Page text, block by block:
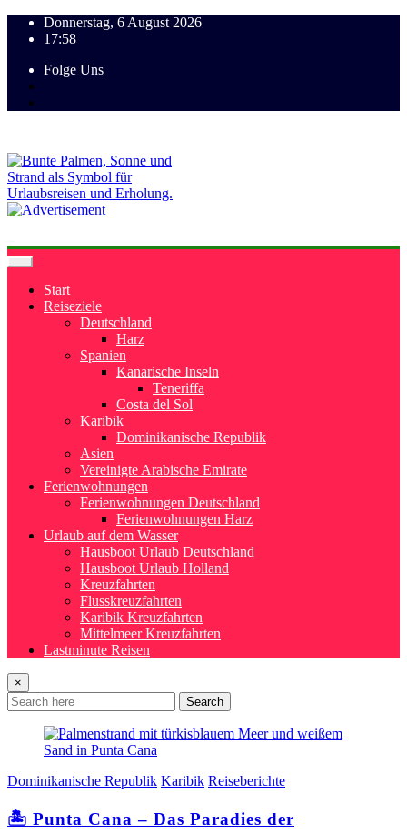
Donnerstag, 6 August 2026
17:58
Folge Uns
Start
Reiseziele
Deutschland
Harz
Spanien
Kanarische Inseln
Teneriffa
Costa del Sol
Karibik
Dominikanische Republik
Asien
Vereinigte Arabische Emirate
Ferienwohnungen
Ferienwohnungen Deutschland
Ferienwohnungen Harz
Urlaub auf dem Wasser
Hausboot Urlaub Deutschland
Hausboot Urlaub Holland
Kreuzfahrten
Flusskreuzfahrten
Karibik Kreuzfahrten
Mittelmeer Kreuzfahrten
Lastminute Reisen
×
Search
Dominikanische Republik Karibik Reiseberichte
🏝️ Punta Cana – Das Paradies der